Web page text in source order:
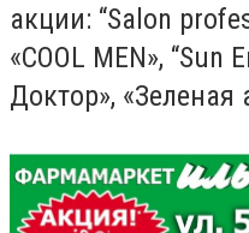
акции: “Salon
«COOL MEN»,
Доктор», «Зеленая